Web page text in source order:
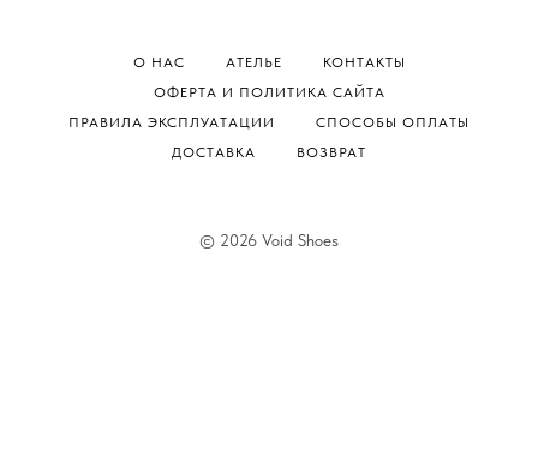
О НАС АТЕЛЬЕ
КОНТАКТЫ
ОФЕРТА И ПОЛИТИКА САЙТА
ПРАВИЛА ЭКСПЛУАТАЦИИ
СПОСОБЫ ОПЛАТЫ
ДОСТАВКА
ВОЗВРАТ
© 2026 Void Shoes